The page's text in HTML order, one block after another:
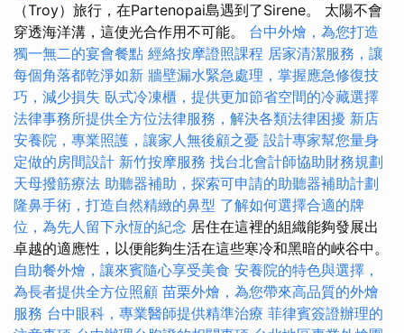
（Troy）旅行，在Partenopai島遇到了Sirene。 太陽不會
穿透海洋溝，這使光合作用不可能。 台中外燴，為您打造
獨一無二的宴會餐點 經絡按摩證照課程 居家清潔服務，讓
每個角落都乾淨如新 牆壁漏水緊急處理，掌握應急修復技
巧，減少損失 臥式冷凍櫃，提供更加節省空間的冷藏選擇
法律事務所提供全方位法律服務，解決各類法律困擾 新店
安養院，專業照護，讓家人無後顧之憂 設計專家幫您量身
定做的房間設計 新竹按摩服務 找台北會計師協助財務規劃
天母撥筋療法 助聽器補助，探索可申請的助聽器補助計劃
隆鼻手術，打造自然精緻的鼻型 了解如何選擇合適的牌
位，為先人留下永恆的紀念 居住在這裡的組織能夠發展出
卓越的適應性，以便能夠生活在這些寒冷和黑暗的峽谷中。
自助餐外燴，讓來賓隨心享受美食 安養院的特色與選擇，
為長者提供全方位照顧 苗栗外燴，為您帶來高品質的外燴
服務 台中眼科，專業醫師提供精準治療 菲律賓簽證辦理的